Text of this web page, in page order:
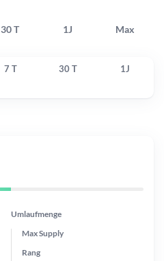
30 T 1J Max
7 T 30 T 1J
Umlaufmenge
Max Supply
Rang